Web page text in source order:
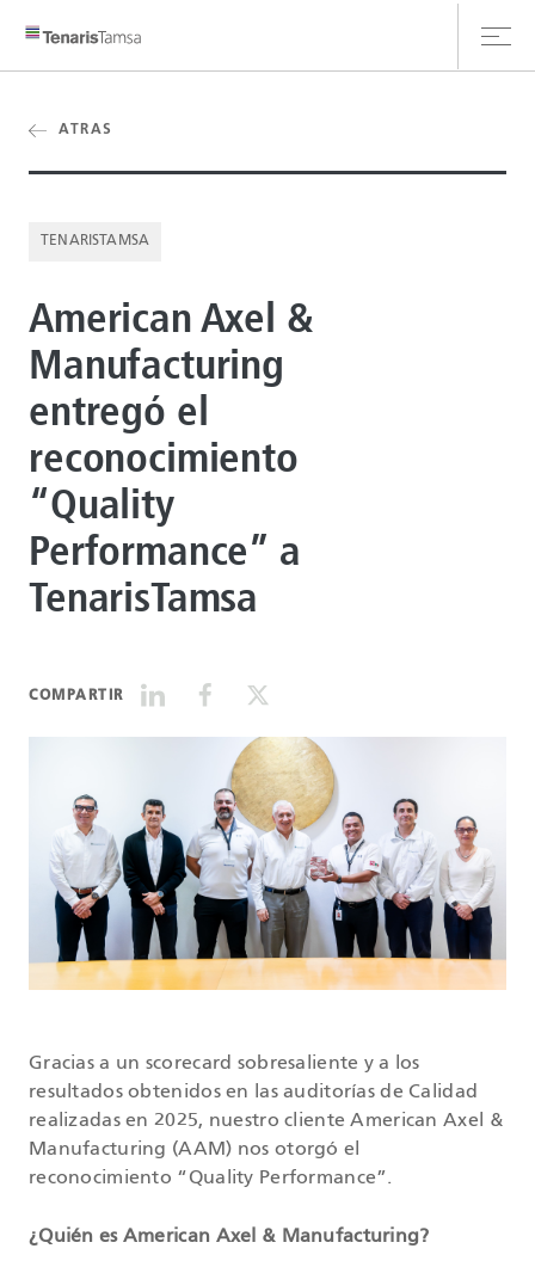
ATRAS
TENARISTAMSA
American Axel &
Manufacturing
entregó el
reconocimiento
“Quality
Performance” a
TenarisTamsa
COMPARTIR
Gracias a un scorecard sobresaliente y a los
resultados obtenidos en las auditorías de Calidad
realizadas en 2025, nuestro cliente American Axel &
Manufacturing (AAM) nos otorgó el
reconocimiento “Quality Performance”.
¿Quién es American Axel & Manufacturing?